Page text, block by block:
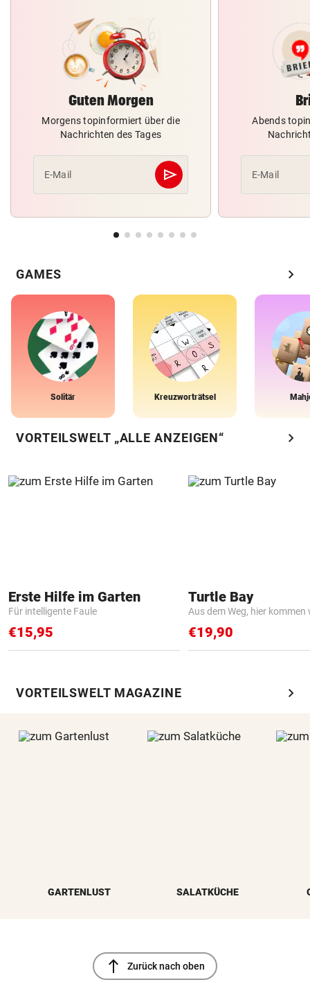
Guten Morgen
Morgens topinformiert über die
Nachrichten des Tages
E-Mail send
Abschicken
Abends
E-Mail
GAMES chevron_right
Solitär Kreuzworträtsel
VORTEILSWELT „ALLE ANZEIGEN“ chevron_right
Erste Hilfe im Garten
Für intelligente Faule
€15,95
Turtle Bay
Aus dem Weg, hier kommen
€19,90
VORTEILSWELT MAGAZINE chevron_right
GARTENLUST SALATKÜCHE
north Zurück nach oben